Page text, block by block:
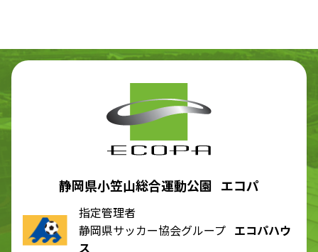
静岡県小笠山総合運動公園 エコパ
指定管理者
静岡県サッカー協会グループ エコパハウ
ス